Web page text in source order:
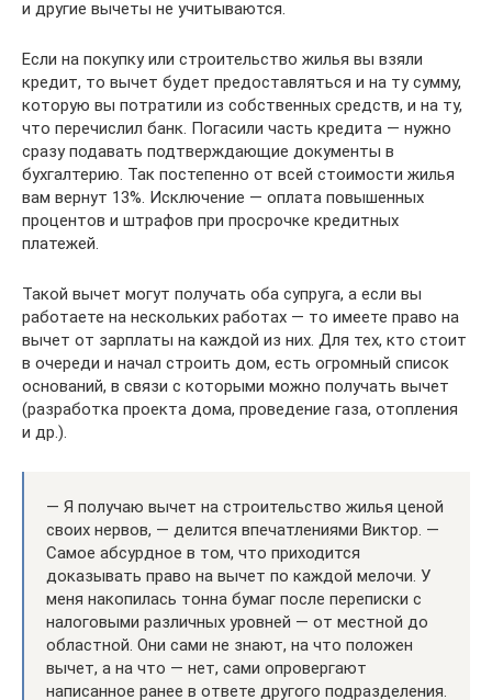
и другие вычеты не учитываются.
Если на покупку или строительство жилья вы взяли
кредит, то вычет будет предоставляться и на ту сумму,
которую вы потратили из собственных средств, и на ту,
что перечислил банк. Погасили часть кредита — нужно
сразу подавать подтверждающие документы в
бухгалтерию. Так постепенно от всей стоимости жилья
вам вернут 13%. Исключение — оплата повышенных
процентов и штрафов при просрочке кредитных
платежей.
Такой вычет могут получать оба супруга, а если вы
работаете на нескольких работах — то имеете право на
вычет от зарплаты на каждой из них. Для тех, кто стоит
в очереди и начал строить дом, есть огромный список
оснований, в связи с которыми можно получать вычет
(разработка проекта дома, проведение газа, отопления
и др.).
— Я получаю вычет на строительство жилья ценой
своих нервов, — делится впечатлениями Виктор. —
Самое абсурдное в том, что приходится
доказывать право на вычет по каждой мелочи. У
меня накопилась тонна бумаг после переписки с
налоговыми различных уровней — от местной до
областной. Они сами не знают, на что положен
вычет, а на что — нет, сами опровергают
написанное ранее в ответе другого подразделения.